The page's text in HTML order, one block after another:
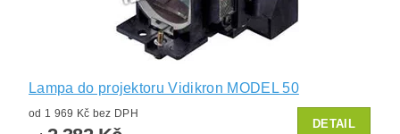
Lampa do projektoru Vidikron MODEL 50
od 1 969 Kč bez DPH
DETAIL